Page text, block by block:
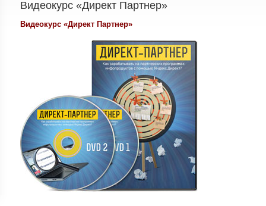
рассылку
Видеокурс «Директ Партнер»
Видеокурс «Директ Партнер»